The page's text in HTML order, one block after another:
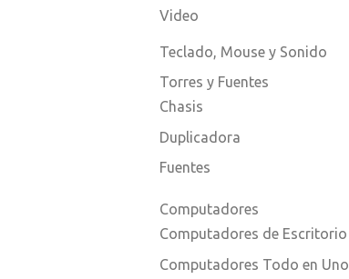
Video
Teclado, Mouse y Sonido
Torres y Fuentes
Chasis
Duplicadora
Fuentes
Computadores
Computadores de Escritorio
Computadores Todo en Uno